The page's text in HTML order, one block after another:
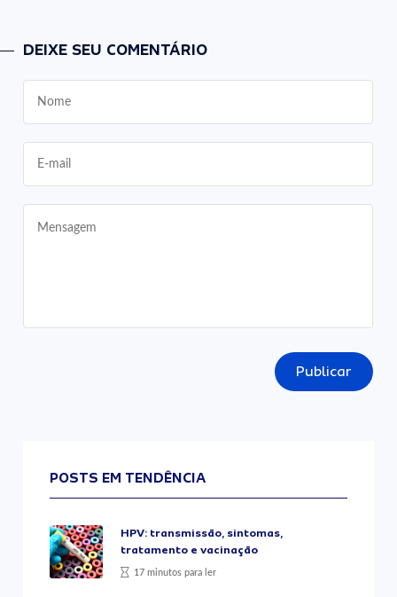
DEIXE SEU COMENTÁRIO
Publicar
POSTS EM TENDÊNCIA
HPV: transmissão, sintomas,
tratamento e vacinação
17 minutos para ler